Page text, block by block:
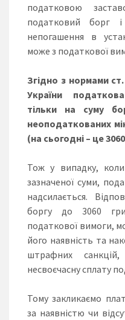
податковою
податковий борг
непогашення в
може з податкової
Згідно з нормами
України
тільки на суму
неоподаткованих
(на сьогодні – це
Тож у випадку,
зазначеної суми,
надсилається.
боргу до 3060
податкової вимоги,
його наявність та
штрафних
несвоєчасну сплату
Тому закликаємо
за наявністю чи